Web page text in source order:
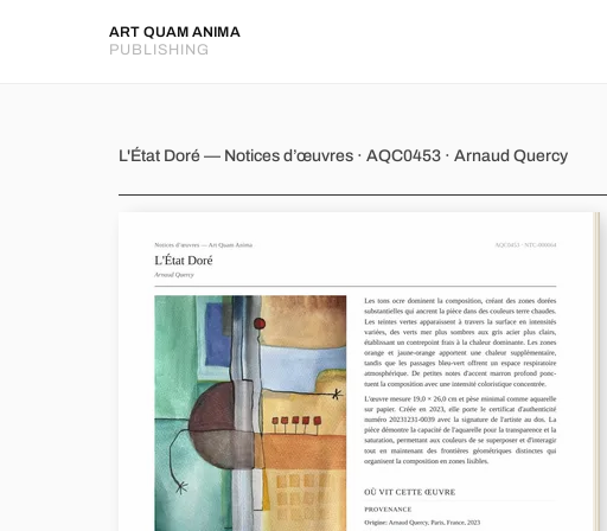
ART QUAM ANIMA
PUBLISHING
L'État Doré
L'État Doré — Notices d’œuvres · AQC0453 · Arnaud Quercy